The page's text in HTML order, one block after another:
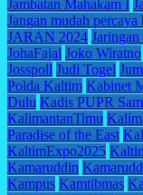
Jambatan Mahakam I
Jangan mudah percaya
JARAN 2024
JohaFajal Joko Wiratno
Josspoll Judi Togel
Polda Kaltim Kabinet
Dulu Kadis PUPR
KalimantanTimu
Paradise of the East
KaltimExpo2025
Kamaruddin
Kampus Kamtibmas